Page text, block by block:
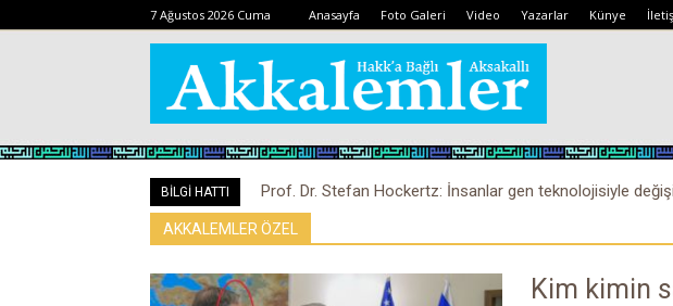
7 Ağustos 2026 Cuma Anasayfa Foto Galeri Video Yazarlar Künye
BİLGİ HATTI
Prof. Dr. Stefan Hockertz: İnsanlar gen teknolojisiyle
kalabilir
AKKALEMLER ÖZEL
Kim kimin